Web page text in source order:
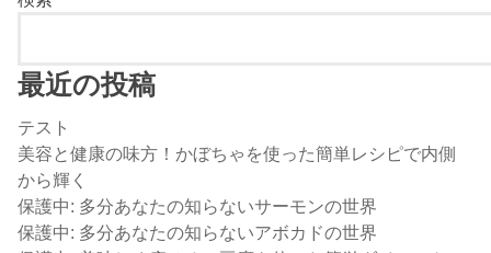
最近の投稿
テスト
美容と健康の味方！かぼちゃを使った簡単レシピで内側
から輝く
保護中: 多分あなたの知らないサーモンの世界
保護中: 多分あなたの知らないアボカドの世界